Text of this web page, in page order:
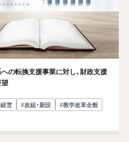
の転換支援事業に対し、財政支援
営 #改組・新設
#教学改革全般